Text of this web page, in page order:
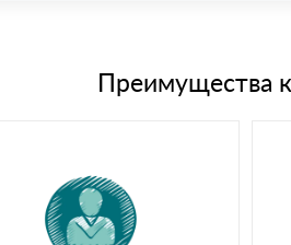
банковским картамПреимущества